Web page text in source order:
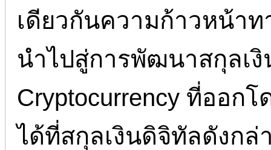
เดียวกันความก้าวหน้าท
นำไปสู่การพัฒนาสกุลเ
Cryptocurrency ที่ออก
ได้ที่สกุลเงินดิจิทัลดังก